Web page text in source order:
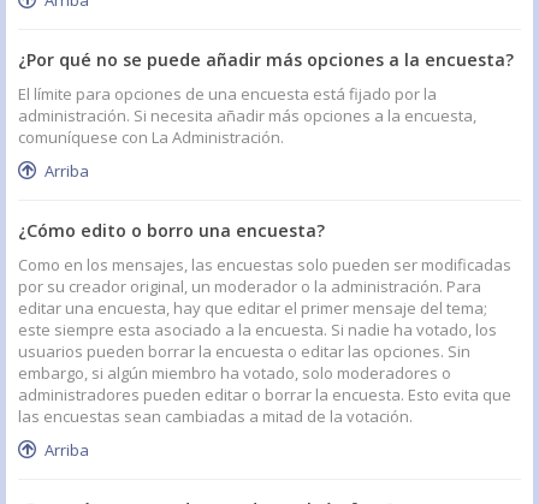
¿Por qué no se puede añadir más opciones a la encuesta?
El límite para opciones de una encuesta está fijado por la
administración. Si necesita añadir más opciones a la encuesta,
comuníquese con La Administración.
Arriba
¿Cómo edito o borro una encuesta?
Como en los mensajes, las encuestas solo pueden ser modificadas
por su creador original, un moderador o la administración. Para
editar una encuesta, hay que editar el primer mensaje del tema;
este siempre esta asociado a la encuesta. Si nadie ha votado, los
usuarios pueden borrar la encuesta o editar las opciones. Sin
embargo, si algún miembro ha votado, solo moderadores o
administradores pueden editar o borrar la encuesta. Esto evita que
las encuestas sean cambiadas a mitad de la votación.
Arriba